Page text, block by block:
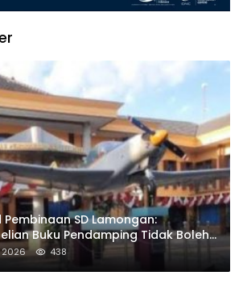
Pembinaan SD Lamongan:
Buku Pendamping Tidak Boleh
2026 438